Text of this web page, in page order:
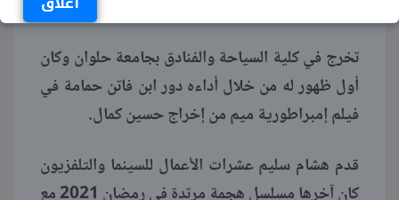
تخرج في كلية السياحة والفنادق بجامعة حلوان وكان
أول ظهور له من خلال أداءه دور ابن فاتن حمامة في
فيلم إمبراطورية ميم من إخراج حسين كمال.
قدم هشام سليم عشرات الأعمال للسينما والتلفزيون